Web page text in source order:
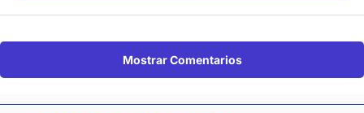
Mostrar Comentarios